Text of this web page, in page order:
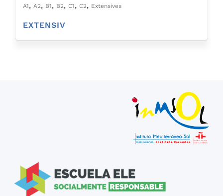
A1, A2, B1, B2, C1, C2, Extensives
EXTENSIV